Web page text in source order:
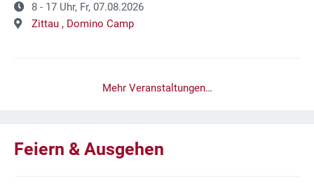
8 - 17 Uhr, Fr, 07.08.2026
Zittau , Domino Camp
Mehr Veranstaltungen…
Feiern & Ausgehen